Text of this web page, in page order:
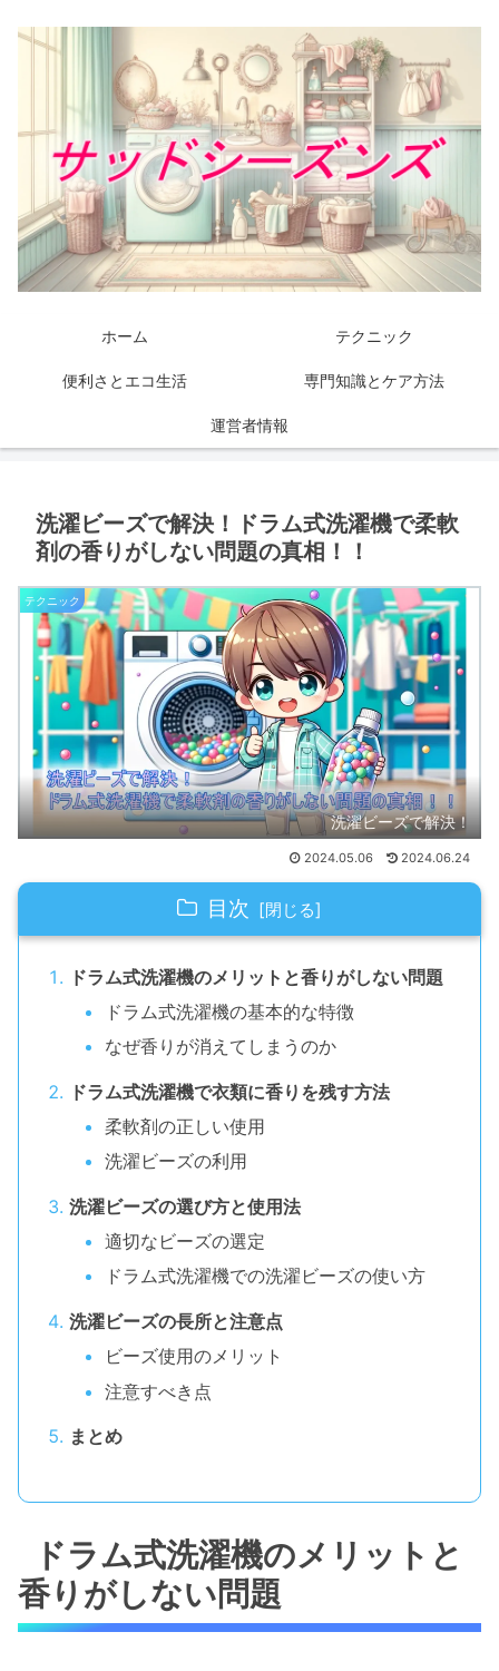
ホーム テクニック
便利さとエコ生活 専門知識とケア方法
運営者情報
洗濯ビーズで解決！ドラム式洗濯機で柔軟
剤の香りがしない問題の真相！！
テクニック
洗濯ビーズで解決！
2024.05.06 2024.06.24
目次
ドラム式洗濯機のメリットと香りがしない問題
ドラム式洗濯機の基本的な特徴
なぜ香りが消えてしまうのか
ドラム式洗濯機で衣類に香りを残す方法
柔軟剤の正しい使用
洗濯ビーズの利用
洗濯ビーズの選び方と使用法
適切なビーズの選定
ドラム式洗濯機での洗濯ビーズの使い方
洗濯ビーズの長所と注意点
ビーズ使用のメリット
注意すべき点
まとめ
ドラム式洗濯機のメリットと
香りがしない問題